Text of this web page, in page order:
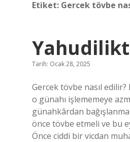
Etiket: Gercek tövbe
Tarih: Ocak 28, 2025
Gercek tövbe nasıl
o günahı işlememeye
günahkârdan
önce tövbe etmeli ve bu
Önce ciddi bir vicdan